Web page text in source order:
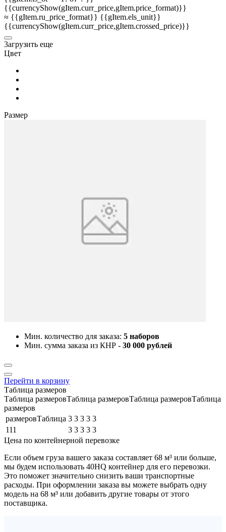
{{currencyShow(gItem.curr_price,gItem.price_format)}}
≈ {{gItem.ru_price_format}} {{gItem.els_unit}}
{{currencyShow(gItem.curr_price,gItem.crossed_price)}}
3агрузить еще
Цвет
Размер
Мин. количество для заказа: 5 наборов
Мин. сумма заказа из КНР - 30 000 рублей
Перейти в корзину
Таблица размеров
Таблица размеровТаблица размеровТаблица размеровТаблица
размеров
размеровТаблица 3 3 3 3 3
111
3 3 3 3 3
Цена по контейнерной перевозке
Если объем груза вашего заказа составляет 68 м³ или больше,
мы будем использовать 40HQ контейнер для его перевозки.
Это поможет значительно снизить ваши транспортные
расходы. При оформлении заказа вы можете выбрать одну
модель на 68 м³ или добавить другие товары от этого
поставщика.